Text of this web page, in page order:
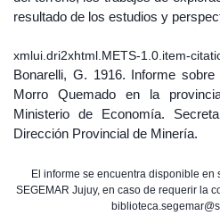
resultado de los estudios y
xmlui.dri2xhtml.METS-1.0.item-
Bonarelli, G. 1916. Informe
Morro Quemado en la
Ministerio de Economía.
Dirección Provincial de Minería.
El informe se encuentra disponible
SEGEMAR Jujuy, en caso de requerir la